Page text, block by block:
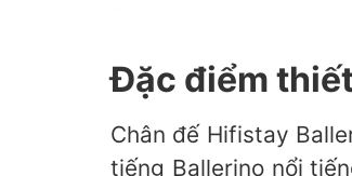
Đặc điểm
Chân đế Hifistay
tiếng Ballerino nổi